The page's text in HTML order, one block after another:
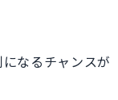
なるチャンスが